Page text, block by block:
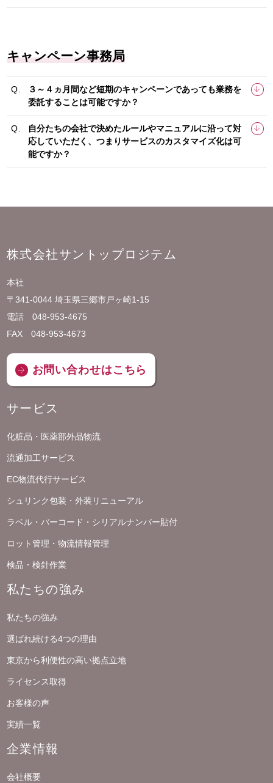
キャンペーン事務局
３～４ヵ月間など短期のキャンペーンであっても業務を
委託することは可能ですか？
自分たちの会社で決めたルールやマニュアルに沿って対
応していただく、つまりサービスのカスタマイズ化は可
能ですか？
株式会社サントップロジテム
本社
〒341-0044 埼玉県三郷市戸ヶ崎1-15
電話 048-953-4675
FAX 048-953-4673
お問い合わせはこちら
サービス
化粧品・医薬部外品物流
流通加工サービス
EC物流代行サービス
シュリンク包装・外装リニューアル
ラベル・バーコード・シリアルナンバー貼付
ロット管理・物流情報管理
検品・検針作業
私たちの強み
私たちの強み
選ばれ続ける4つの理由
東京から利便性の高い拠点立地
ライセンス取得
お客様の声
実績一覧
企業情報
会社概要